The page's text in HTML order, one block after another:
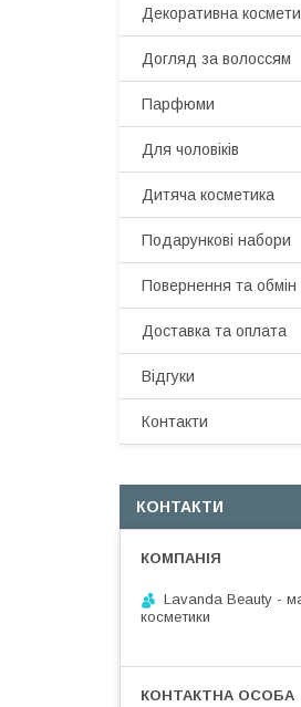
Декоративна
Догляд за волоссям
Парфюми
Для чоловіків
Дитяча косметика
Подарункові набори
Повернення та обмін
Доставка та оплата
Відгуки
Контакти
КОНТАКТИ
Lavanda Beauty -
косметики